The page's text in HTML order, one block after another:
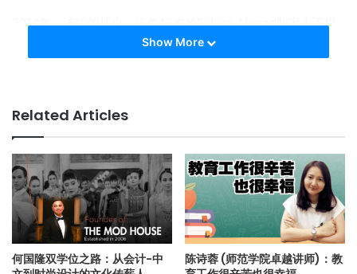
2014年，连绵的战火，迫使13岁的Ekhlas Ahmed和家人不得
不仔细计划，离开一个他们称之为“家”的地方，索马里。
Ekhlas和她的母亲、两个兄姐于是逃离了自己的国家，获得埃
及的庇护！
只可惜，父亲无法同行，成了这趟逃命之途的最大遗憾。
“我们每一天都活在恐惧和不安之中……那种滋味，除非亲身经
历，否则外人无法体会我们的日子有多难……”Ekhlas欲言又
Show More
Related Articles
何国隆双学位之路：从会计-中
陈诗蓉 (师范学院卓越讲师)：教